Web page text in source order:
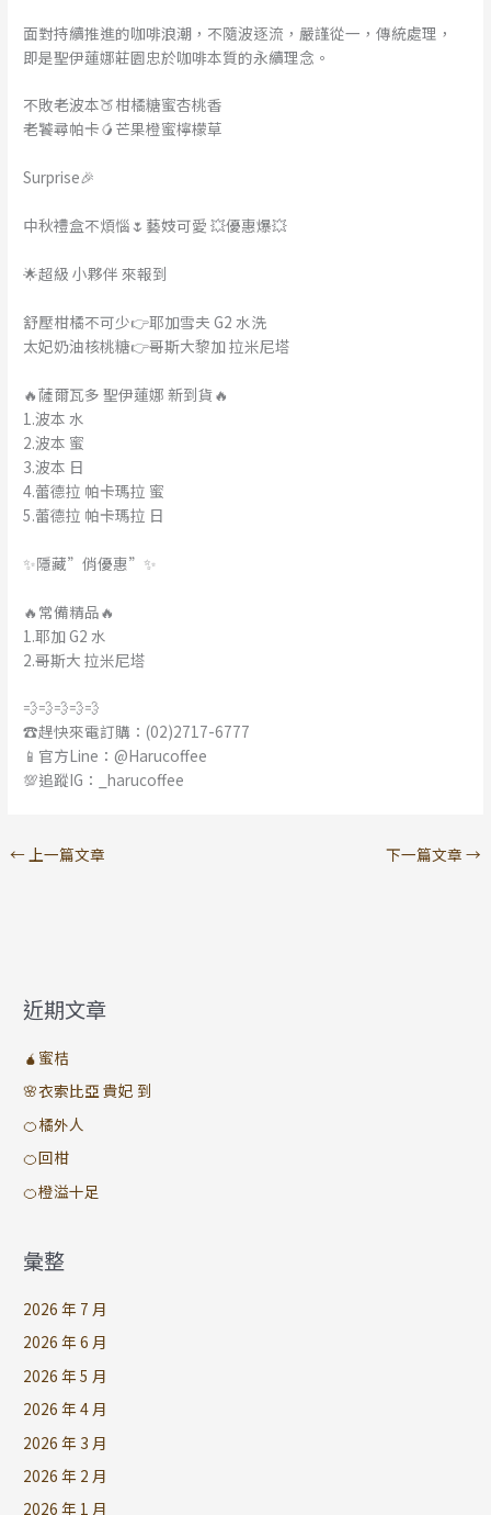
面對持續推進的咖啡浪潮，不隨波逐流，嚴謹從一，傳統處理，
即是聖伊蓮娜莊園忠於咖啡本質的永續理念。
不敗老波本🍑柑橘糖蜜杏桃香
老饕尋帕卡🥭芒果橙蜜檸檬草
Surprise🎉
中秋禮盒不煩惱🌷藝妓可愛 💥優惠爆💥
🌟超級 小夥伴 來報到
舒壓柑橘不可少👉耶加雪夫 G2 水洗
太妃奶油核桃糖👉哥斯大黎加 拉米尼塔
🔥薩爾瓦多 聖伊蓮娜 新到貨🔥
1.波本 水
2.波本 蜜
3.波本 日
4.蕾德拉 帕卡瑪拉 蜜
5.蕾德拉 帕卡瑪拉 日
✨隱藏”俏優惠”✨
🔥常備精品🔥
1.耶加 G2 水
2.哥斯大 拉米尼塔
💨💨💨💨💨
☎️趕快來電訂購：(02)2717-6777
📱官方Line：@Harucoffee
💯追蹤IG：_harucoffee
←上一篇文章 下一篇文章 →
近期文章
🧉蜜桔
🌸衣索比亞 貴妃 到
🍊橘外人
🍊回柑
🍊橙溢十足
彙整
2026 年 7 月
2026 年 6 月
2026 年 5 月
2026 年 4 月
2026 年 3 月
2026 年 2 月
2026 年 1 月